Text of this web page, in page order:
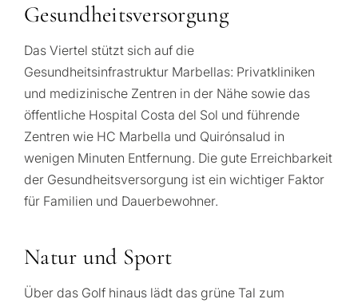
Gesundheitsversorgung
Das Viertel stützt sich auf die
Gesundheitsinfrastruktur Marbellas: Privatkliniken
und medizinische Zentren in der Nähe sowie das
öffentliche Hospital Costa del Sol und führende
Zentren wie HC Marbella und Quirónsalud in
wenigen Minuten Entfernung. Die gute Erreichbarkeit
der Gesundheitsversorgung ist ein wichtiger Faktor
für Familien und Dauerbewohner.
Natur und Sport
Über das Golf hinaus lädt das grüne Tal zum